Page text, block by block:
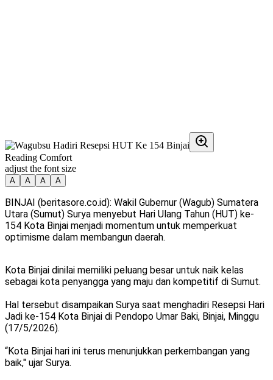
Reading Comfort
adjust the font size
A A A A
BINJAI (beritasore.co.id): Wakil Gubernur (Wagub) Sumatera
Utara (Sumut) Surya menyebut Hari Ulang Tahun (HUT) ke-
154 Kota Binjai menjadi momentum untuk memperkuat
optimisme dalam membangun daerah.
Kota Binjai dinilai memiliki peluang besar untuk naik kelas
sebagai kota penyangga yang maju dan kompetitif di Sumut.
Hal tersebut disampaikan Surya saat menghadiri Resepsi Hari
Jadi ke-154 Kota Binjai di Pendopo Umar Baki, Binjai, Minggu
(17/5/2026).
“Kota Binjai hari ini terus menunjukkan perkembangan yang
baik," ujar Surya.